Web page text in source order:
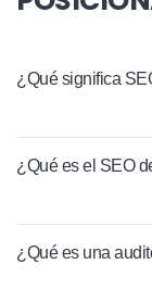
¿Qué significa
¿Qué es el SEO
¿Qué es una